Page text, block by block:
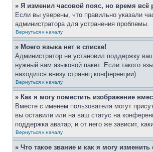
» Я изменил часовой пояс, но время всё
Если вы уверены, что правильно указали
администратора для устранения проблемы.
Вернуться к началу
» Моего языка нет в списке!
Администратор не установил поддержку
нужный вам языковой пакет. Если такого
находится внизу страниц конференции).
Вернуться к началу
» Как я могу поместить изображение
Вместе с именем пользователя могут
вы оставили или на ваш статус на
поддержка аватар, и от него же зависит,
Вернуться к началу
» Что такое звание и как я могу изменить